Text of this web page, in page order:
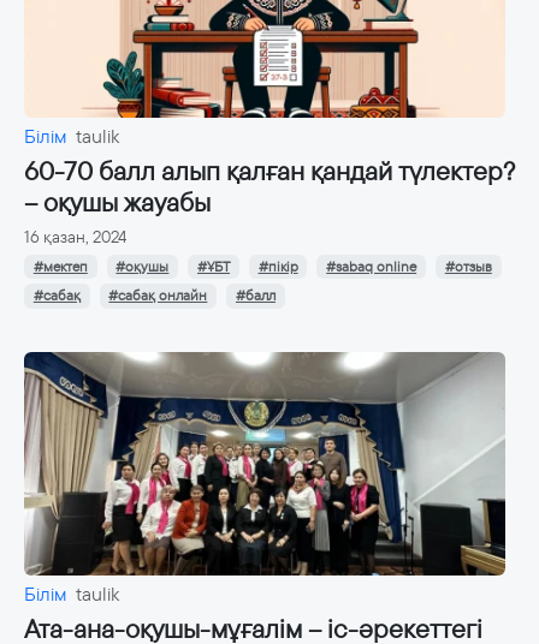
Білім taulik
60-70 балл алып қалған қандай түлектер?
– оқушы жауабы
16 қазан, 2024
#мектеп #оқушы #ҰБТ #пікір #sabaq online
#отзыв
#сабақ
#сабақ онлайн #балл
Білім taulik
Ата-ана-оқушы-мұғалім – іс-әрекеттегі